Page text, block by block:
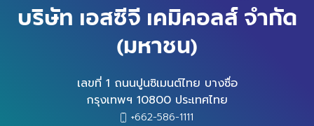
บริษัท เอสซีจี เคมิคอลส์ จำกัด
(มหาชน)
เลขที่ 1 ถนนปูนซิเมนต์ไทย บางซื่อ
กรุงเทพฯ 10800 ประเทศไทย
+662-586-1111